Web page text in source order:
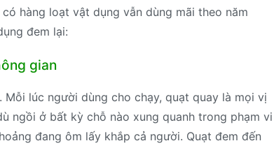
hàng loạt vật dụng vẫn dùng mãi theo năm
đem lại:
gian
lúc người dùng cho chạy, quạt quay là mọi vị
ngồi ở bất kỳ chỗ nào xung quanh trong phạm vi
đang ôm lấy khắp cả người. Quạt đem đến